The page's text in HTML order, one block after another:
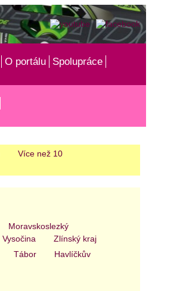
O portálu Spolupráce
Více než 10
Moravskoslezký
Vysočina
Zlínský kraj
Tábor
Havlíčkův